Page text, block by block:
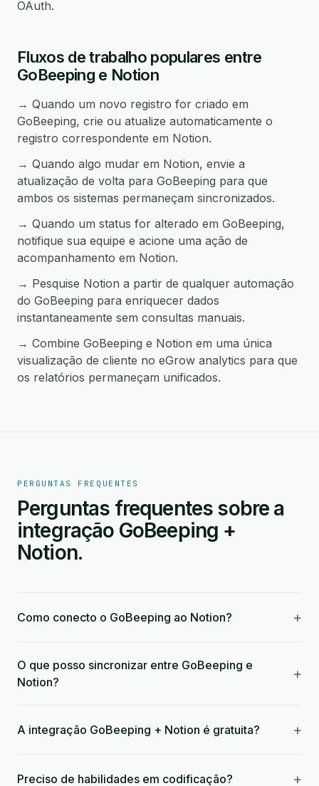
OAuth.
Fluxos de trabalho populares entre
GoBeeping e Notion
→ Quando um novo registro for criado em
GoBeeping, crie ou atualize automaticamente o
registro correspondente em Notion.
→ Quando algo mudar em Notion, envie a
atualização de volta para GoBeeping para que
ambos os sistemas permaneçam sincronizados.
→ Quando um status for alterado em GoBeeping,
notifique sua equipe e acione uma ação de
acompanhamento em Notion.
→ Pesquise Notion a partir de qualquer automação
do GoBeeping para enriquecer dados
instantaneamente sem consultas manuais.
→ Combine GoBeeping e Notion em uma única
visualização de cliente no eGrow analytics para que
os relatórios permaneçam unificados.
PERGUNTAS FREQUENTES
Perguntas frequentes sobre a
integração GoBeeping +
Notion.
Como conecto o GoBeeping ao Notion? +
O que posso sincronizar entre GoBeeping e
Notion?
+
A integração GoBeeping + Notion é gratuita? +
Preciso de habilidades em codificação? +